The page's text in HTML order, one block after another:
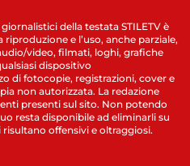
della testata STILETV è
e l’uso, anche parziale,
video, filmati, loghi, grafiche
dispositivo
di fotocopie, registrazioni, cover e
non autorizzata. La redazione
presenti sul sito. Non potendo
resta disponibile ad eliminarli su
offensivi e oltraggiosi.